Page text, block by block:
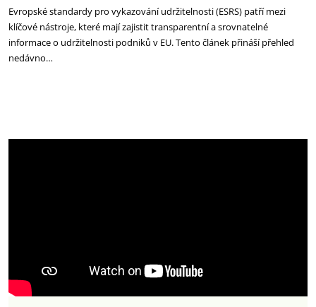
Evropské standardy pro vykazování udržitelnosti (ESRS) patří mezi
klíčové nástroje, které mají ‎zajistit transparentní a srovnatelné
informace o udržitelnosti podniků v EU. Tento článek přináší ‎přehled
nedávno…